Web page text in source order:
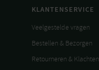
KLANTENSERVICE
Veelgestelde vragen
Bestellen & Bezorgen
Retourneren & Klachten